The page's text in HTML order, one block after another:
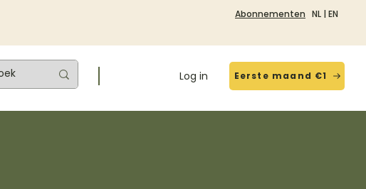
Abonnementen NL | EN
Log in Eerste maand €1